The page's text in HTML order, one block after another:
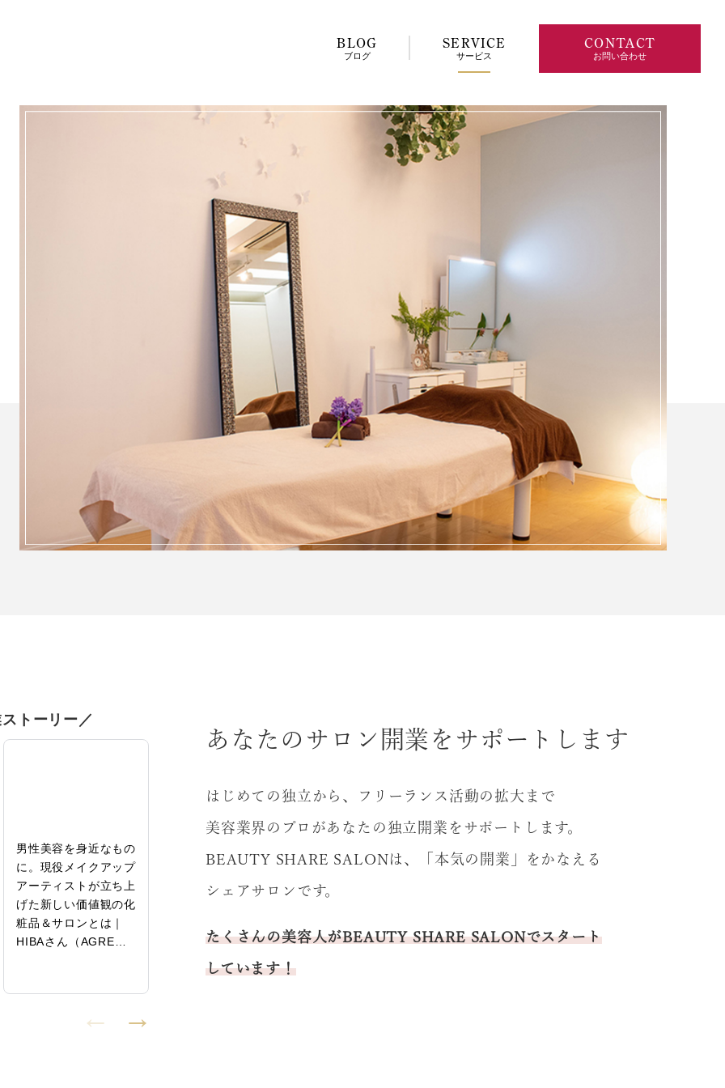
BLOG
ブログ
SERVICE
サービス
CONTACT
お問い合わせ
トーリー／
男性美容を身近なもの
に。現役メイクアップ
アーティストが立ち上
げた新しい価値観の化
粧品＆サロンとは｜
HIBAさん（AGRE…
る美容業界にするため
に｜飯牟禮由花（オア
業、機器販売、開業コ
ンサルタントまで事業
保里さん（美容機器販
る美容業界にするため
あなたのサロン開業をサポートします
はじめての独立から、フリーランス活動の拡大まで
美容業界のプロがあなたの独立開業をサポートします。
BEAUTY SHARE SALONは、「本気の開業」をかなえる
シェアサロンです。
たくさんの美容人がBEAUTY SHARE SALONでスタート
しています！